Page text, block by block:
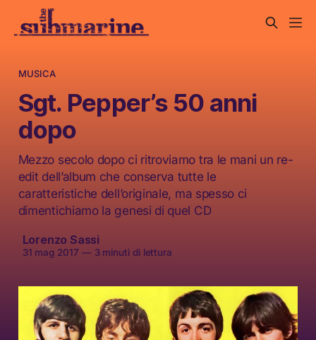
MUSICA
Sgt. Pepper’s 50 anni
dopo
Mezzo secolo dopo ci ritroviamo tra le mani un re-
edit dell’album che conserva tutte le
caratteristiche dell’originale, ma spesso ci
dimentichiamo la genesi di quel CD
Lorenzo Sassi
31 mag 2017 —3 minuti di lettura